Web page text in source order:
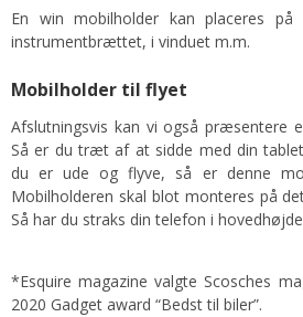
En win mobilholder kan placeres
instrumentbrættet, i vinduet m.m.
Mobilholder til flyet
Afslutningsvis kan vi også præsentere
Så er du træt af at sidde med din
du er ude og flyve, så er denne
Mobilholderen skal blot monteres på
Så har du straks din telefon i
*Esquire magazine valgte Scosches
2020 Gadget award “Bedst til biler”.